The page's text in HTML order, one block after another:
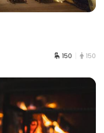
150 150